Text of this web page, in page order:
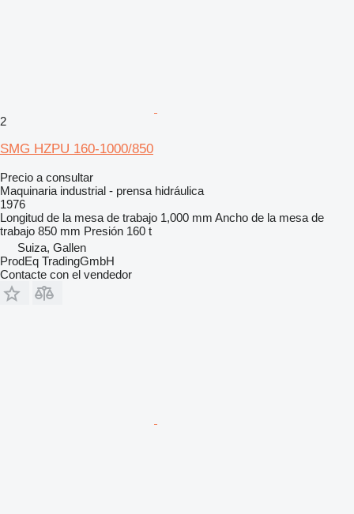
2
SMG HZPU 160-1000/850
Precio a consultar
Maquinaria industrial - prensa hidráulica
1976
Longitud de la mesa de trabajo 1,000 mm Ancho de la mesa de
trabajo 850 mm Presión 160 t
Suiza, Gallen
ProdEq TradingGmbH
Contacte con el vendedor